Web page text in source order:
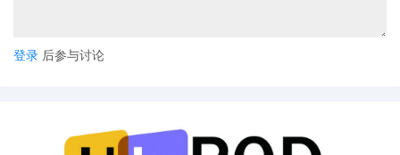
登录 后参与讨论